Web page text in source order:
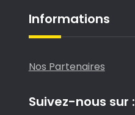
Informations
Nos Partenaires
Suivez-nous sur :